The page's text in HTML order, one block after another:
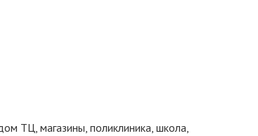
ТЦ, магазины, поликлиника, школа,